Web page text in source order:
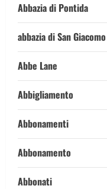
Abbazia di Pontida
abbazia di San Giacomo
Abbe Lane
Abbigliamento
Abbonamenti
Abbonamento
Abbonati